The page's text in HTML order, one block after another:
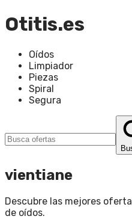
Otitis.es
Oídos
Limpiador
Piezas
Spiral
Segura
vientiane
Descubre las mejores
de oídos.